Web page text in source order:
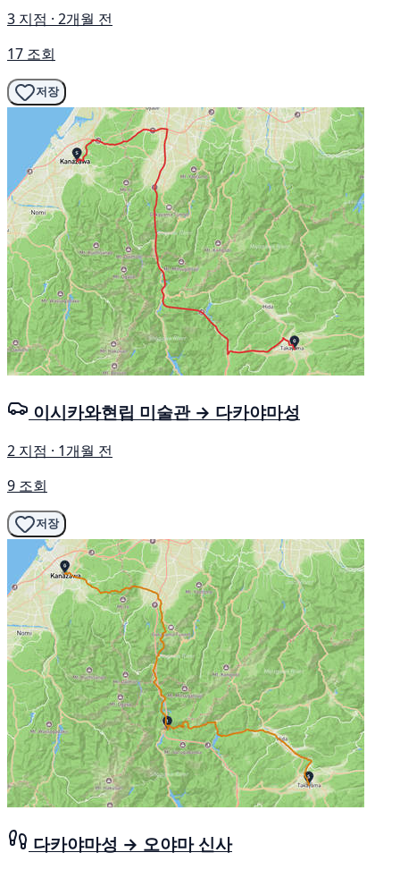
3 지점 · 2개월 전
17 조회
저장
이시카와현립 미술관 → 다카야마성
2 지점 · 1개월 전
9 조회
저장
다카야마성 → 오야마 신사